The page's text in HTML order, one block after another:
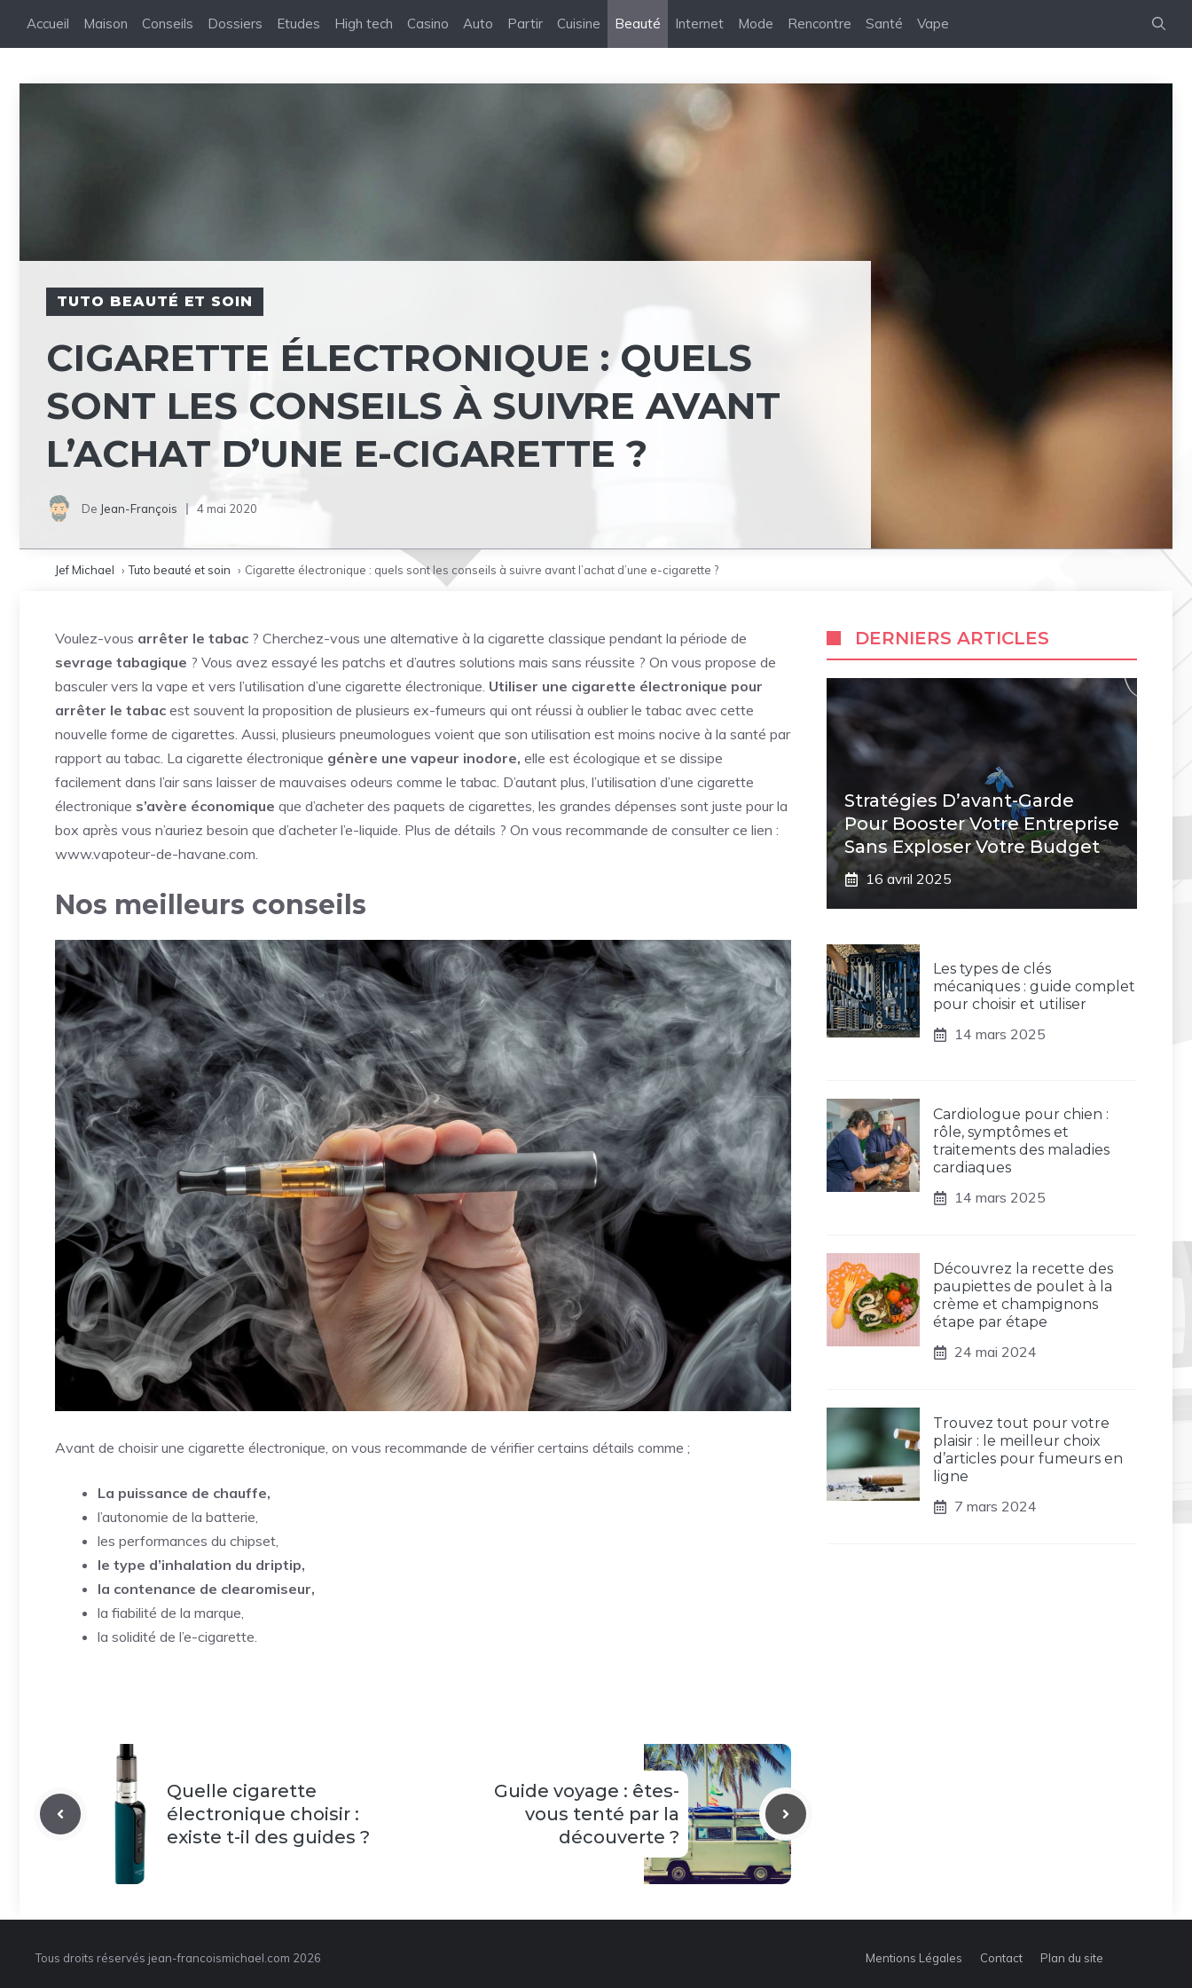
Accueil Maison Conseils Dossiers Etudes High tech Casino Auto Partir Cuisine Beauté Internet Mode Rencontre Santé Vape
TUTO BEAUTÉ ET SOIN
CIGARETTE ÉLECTRONIQUE : QUELS
SONT LES CONSEILS À SUIVRE AVANT
L’ACHAT D’UNE E-CIGARETTE ?
De Jean-François 4 mai 2020
Jef Michael Tuto beauté et soin Cigarette électronique : quels sont les conseils à suivre avant l’achat d’une e-cigarette ?
Voulez-vous arrêter le tabac ? Cherchez-vous une alternative à la cigarette classique pendant la période de
sevrage tabagique ? Vous avez essayé les patchs et d’autres solutions mais sans réussite ? On vous propose de
basculer vers la vape et vers l’utilisation d’une cigarette électronique. Utiliser une cigarette électronique pour
arrêter le tabac est souvent la proposition de plusieurs ex-fumeurs qui ont réussi à oublier le tabac avec cette
nouvelle forme de cigarettes. Aussi, plusieurs pneumologues voient que son utilisation est moins nocive à la santé par
rapport au tabac. La cigarette électronique génère une vapeur inodore, elle est écologique et se dissipe
facilement dans l’air sans laisser de mauvaises odeurs comme le tabac. D’autant plus, l’utilisation d’une cigarette
électronique s’avère économique que d’acheter des paquets de cigarettes, les grandes dépenses sont juste pour la
box après vous n’auriez besoin que d’acheter l’e-liquide. Plus de détails ? On vous recommande de consulter ce lien :
www.vapoteur-de-havane.com.
Nos meilleurs conseils
Avant de choisir une cigarette électronique, on vous recommande de vérifier certains détails comme ;
La puissance de chauffe,
l’autonomie de la batterie,
les performances du chipset,
le type d’inhalation du driptip,
la contenance de clearomiseur,
la fiabilité de la marque,
la solidité de l’e-cigarette.
Quelle cigarette
électronique choisir :
existe t-il des guides ?
Guide voyage : êtes-
vous tenté par la
découverte ?
DERNIERS ARTICLES
Stratégies D’avant-Garde
Pour Booster Votre Entreprise
Sans Exploser Votre Budget
16 avril 2025
Les types de clés
mécaniques : guide complet
pour choisir et utiliser
14 mars 2025
Cardiologue pour chien :
rôle, symptômes et
traitements des maladies
cardiaques
14 mars 2025
Découvrez la recette des
paupiettes de poulet à la
crème et champignons
étape par étape
24 mai 2024
Trouvez tout pour votre
plaisir : le meilleur choix
d’articles pour fumeurs en
ligne
7 mars 2024
Mentions Légales Contact Plan du site
Tous droits réservés jean-francoismichael.com 2026